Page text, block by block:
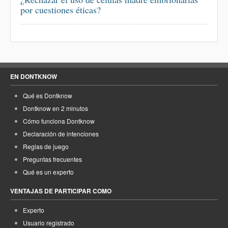
por cuestiones éticas?
EN DONTKNOW
Qué es Dontknow
Dontknow en 2 minutos
Cómo funciona Dontknow
Declaración de intenciones
Reglas de juego
Preguntas frecuentes
Qué es un experto
VENTAJAS DE PARTICIPAR COMO
Experto
Usuario registrado